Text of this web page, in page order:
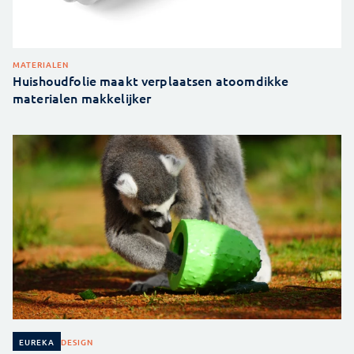
MATERIALEN
Huishoudfolie maakt verplaatsen atoomdikke
materialen makkelijker
EUREKA DESIGN